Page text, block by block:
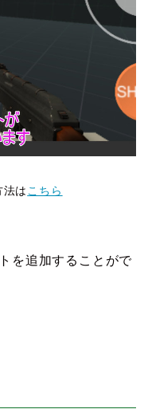
法は こちら
を追加することがで